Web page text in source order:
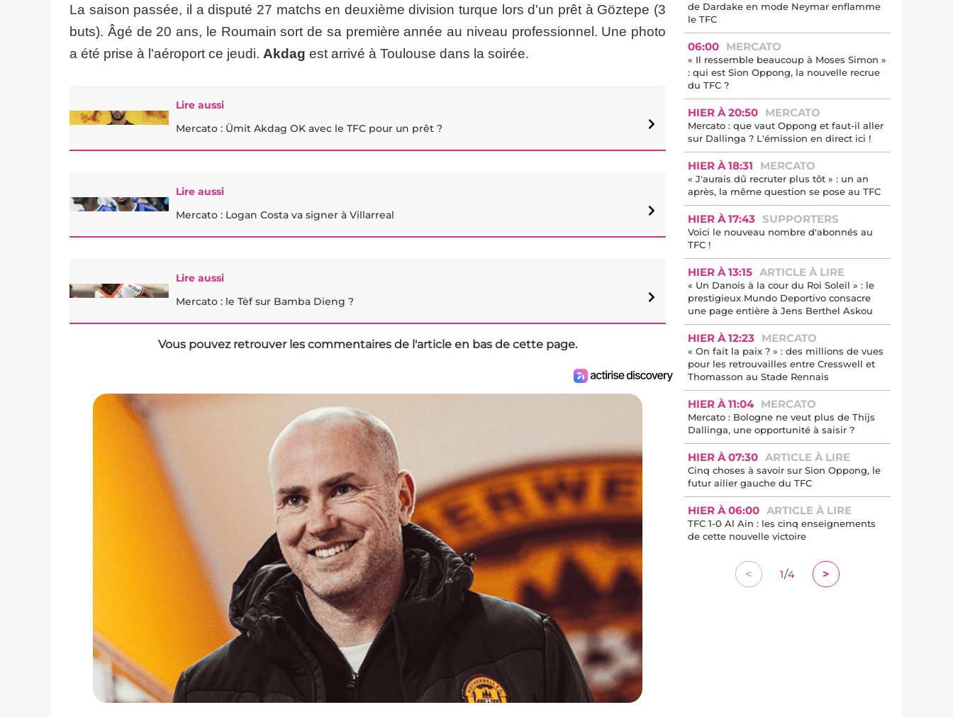
La saison passée, il a disputé 27 matchs en deuxième division turque lors d'un prêt à Göztepe (3
buts). Âgé de 20 ans, le Roumain sort de sa première année au niveau professionnel. Une photo
a été prise à l'aéroport ce jeudi. Akdag est arrivé à Toulouse dans la soirée.
Lire aussi
Mercato : Ümit Akdag OK avec le TFC pour un prêt ?
Lire aussi
Mercato : Logan Costa va signer à Villarreal
Lire aussi
Mercato : le Tèf sur Bamba Dieng ?
Vous pouvez retrouver les commentaires de l'article en bas de cette page.
de Dardake en mode Neymar enflamme
le TFC
06:00 MERCATO
« Il ressemble beaucoup à Moses Simon »
: qui est Sion Oppong, la nouvelle recrue
du TFC ?
HIER À 20:50 MERCATO
Mercato : que vaut Oppong et faut-il aller
sur Dallinga ? L'émission en direct ici !
HIER À 18:31 MERCATO
« J'aurais dû recruter plus tôt » : un an
après, la même question se pose au TFC
HIER À 17:43 SUPPORTERS
Voici le nouveau nombre d'abonnés au
TFC !
HIER À 13:15 ARTICLE À LIRE
« Un Danois à la cour du Roi Soleil » : le
prestigieux Mundo Deportivo consacre
une page entière à Jens Berthel Askou
HIER À 12:23 MERCATO
« On fait la paix ? » : des millions de vues
pour les retrouvailles entre Cresswell et
Thomasson au Stade Rennais
HIER À 11:04 MERCATO
Mercato : Bologne ne veut plus de Thijs
Dallinga, une opportunité à saisir ?
HIER À 07:30 ARTICLE À LIRE
Cinq choses à savoir sur Sion Oppong, le
futur ailier gauche du TFC
HIER À 06:00 ARTICLE À LIRE
TFC 1-0 Al Ain : les cinq enseignements
de cette nouvelle victoire
< 1/4 >